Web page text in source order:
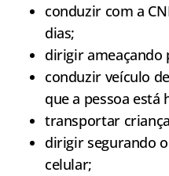
conduzir com a
dias;
dirigir ameaçando
conduzir veículo de
que a pessoa está
transportar
dirigir segurando
celular;